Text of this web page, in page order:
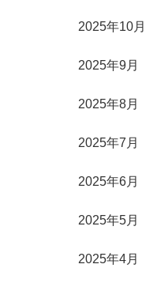
2025年10月
2025年9月
2025年8月
2025年7月
2025年6月
2025年5月
2025年4月